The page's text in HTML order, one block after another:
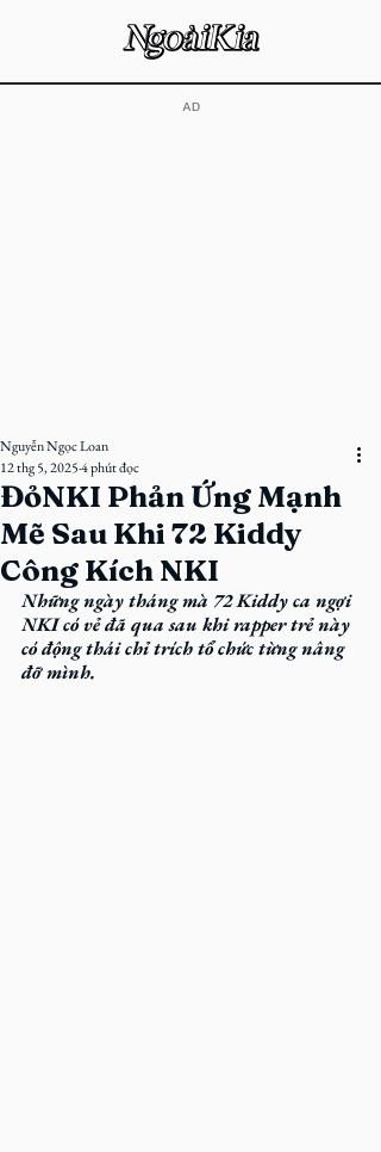
​AD
ĐỏNKI Phản Ứng Mạnh
Mẽ Sau Khi 72 Kiddy
Công Kích NKI
Nguyễn Ngọc Loan
12 thg 5, 20254 phút đọc
Những ngày tháng mà 72 Kiddy ca ngợi
NKI có vẻ đã qua sau khi rapper trẻ này
có động thái chỉ trích tổ chức từng nâng
đỡ mình.